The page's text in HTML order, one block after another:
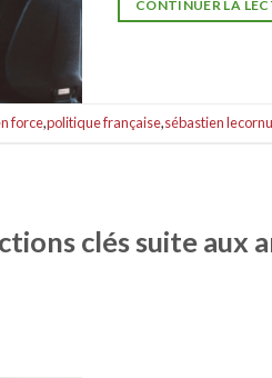
CONTINUER LA
force,politique française,sébastien lecornu
clés suite aux